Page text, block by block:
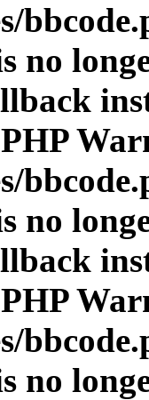
no
no
no